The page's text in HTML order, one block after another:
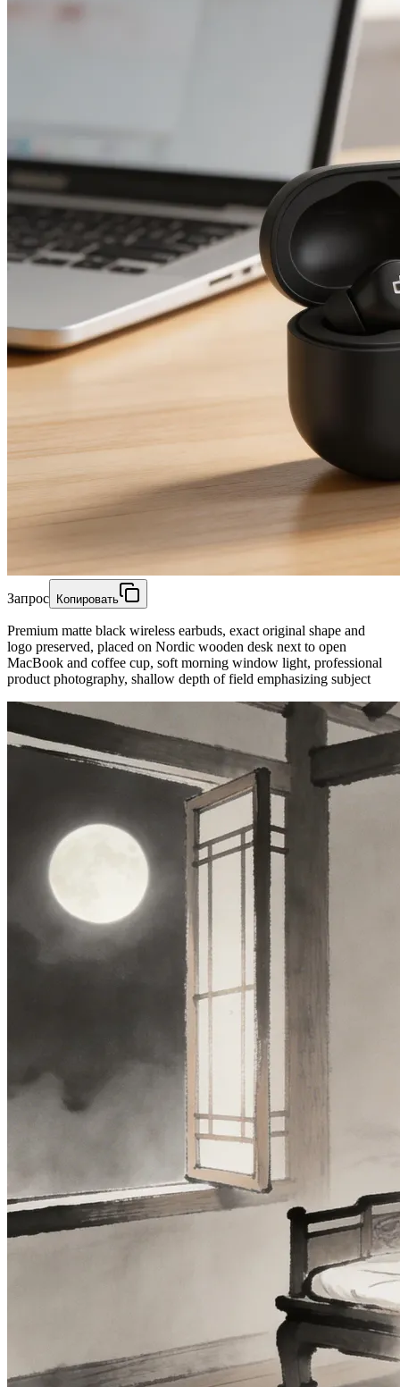
Запрос Копировать
Premium matte black wireless earbuds, exact original shape and
logo preserved, placed on Nordic wooden desk next to open
MacBook and coffee cup, soft morning window light, professional
product photography, shallow depth of field emphasizing subject